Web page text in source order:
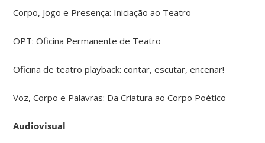
Corpo, Jogo e Presença: Iniciação ao Teatro
OPT: Oficina Permanente de Teatro
Oficina de teatro playback: contar, escutar, encenar!
Voz, Corpo e Palavras: Da Criatura ao Corpo Poético
Audiovisual